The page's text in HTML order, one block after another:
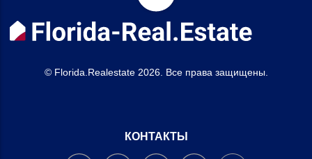
© Florida.Realestate 2026. Все права защищены.
КОНТАКТЫ